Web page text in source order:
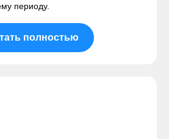
периоду.
полностью